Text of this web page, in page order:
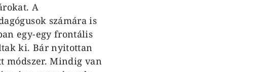
A
számára is
egy-egy frontális
ki. Bár nyitottan
módszer. Mindig van